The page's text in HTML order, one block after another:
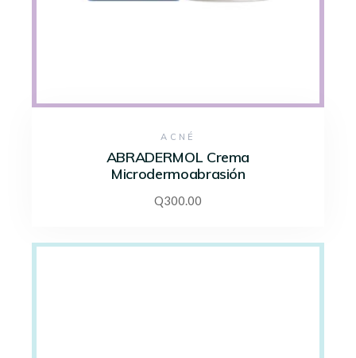
ACNÉ
ABRADERMOL Crema
Microdermoabrasión
Q300.00